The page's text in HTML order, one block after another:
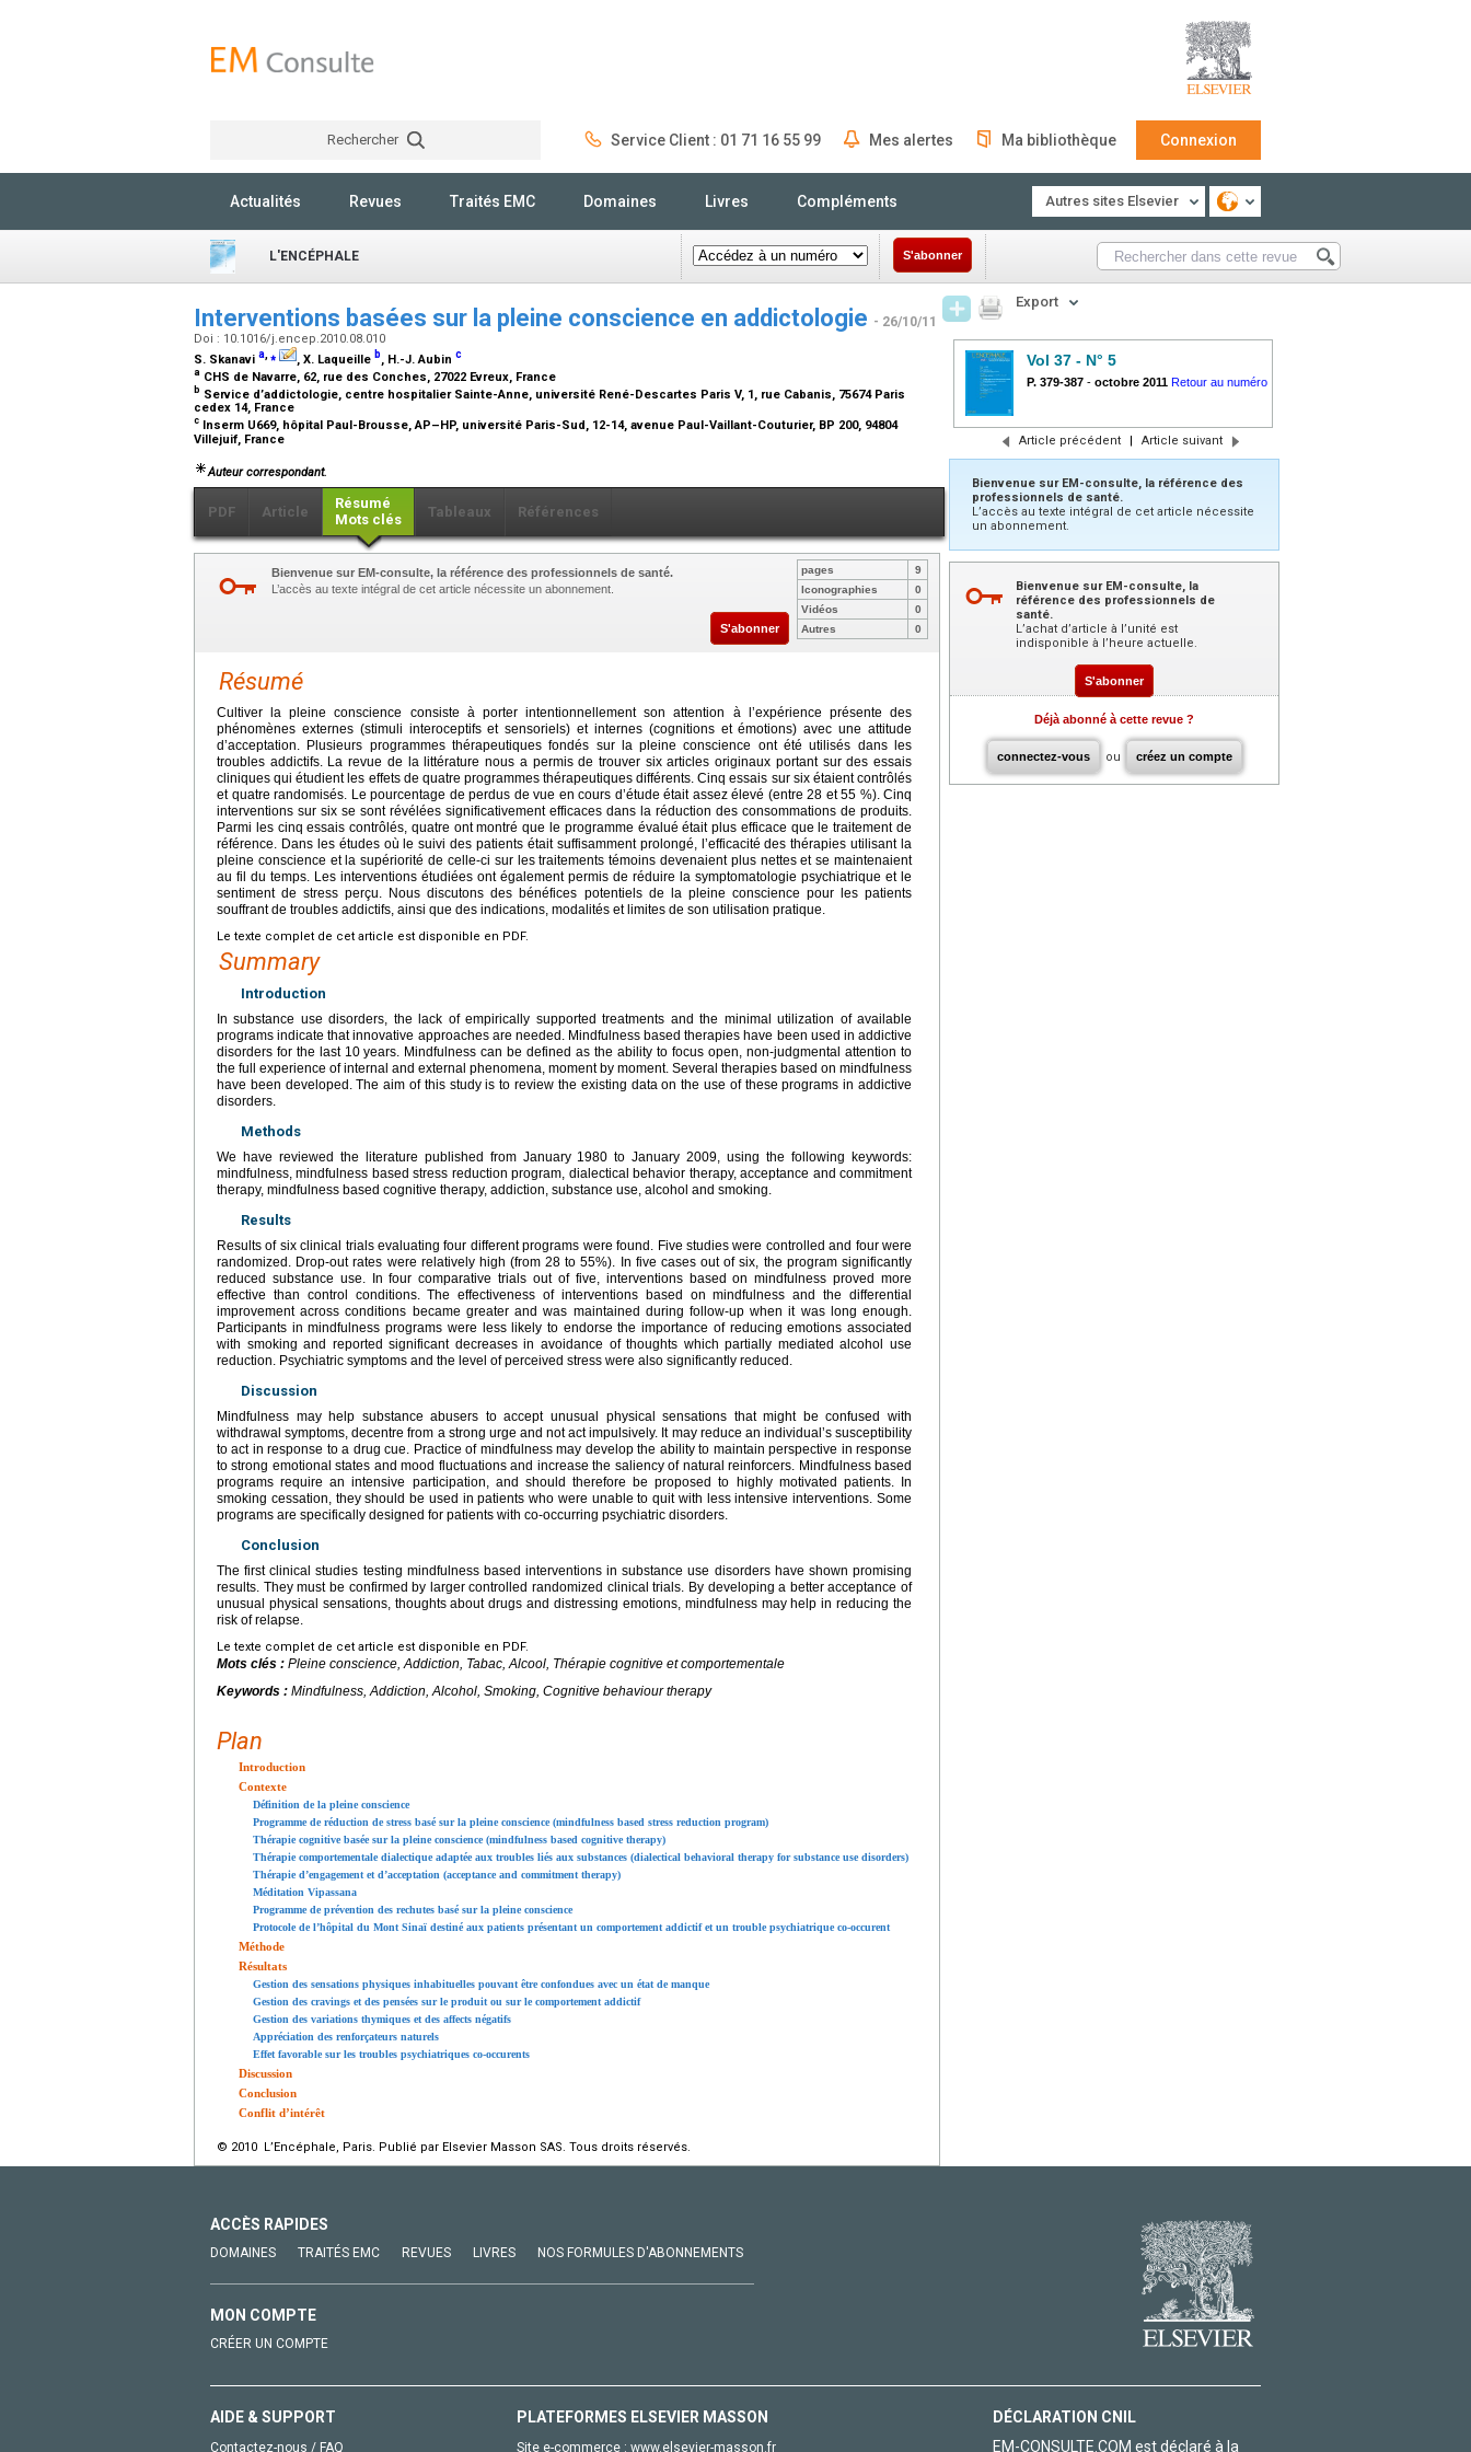
Rechercher Service Client : 01 71 16 55 99 Mes alertes Ma bibliothèque Connexion
Actualités Revues Traités EMC Domaines Livres Compléments Autres sites Elsevier
L'ENCÉPHALE S'abonner
Interventions basées sur la pleine conscience en addictologie - 26/10/11
Doi : 10.1016/j.encep.2010.08.010
S. Skanavi a,⁎ , X. Laqueille b, H.-J. Aubin c
a CHS de Navarre, 62, rue des Conches, 27022 Evreux, France
b Service d’addictologie, centre hospitalier Sainte-Anne, université René-Descartes Paris V, 1, rue Cabanis, 75674 Paris
cedex 14, France
c Inserm U669, hôpital Paul-Brousse, AP–HP, université Paris-Sud, 12-14, avenue Paul-Vaillant-Couturier, BP 200, 94804
Villejuif, France
Auteur correspondant.
PDF Article
Résumé
Mots clés
Tableaux Références
Bienvenue sur EM-consulte, la référence des professionnels de santé.
L’accès au texte intégral de cet article nécessite un abonnement.
S'abonner
pages
9
Iconographies
0
Vidéos
0
Autres
0
Résumé
Cultiver la pleine conscience consiste à porter intentionnellement son attention à l’expérience présente des
phénomènes externes (stimuli interoceptifs et sensoriels) et internes (cognitions et émotions) avec une attitude
d’acceptation. Plusieurs programmes thérapeutiques fondés sur la pleine conscience ont été utilisés dans les
troubles addictifs. La revue de la littérature nous a permis de trouver six articles originaux portant sur des essais
cliniques qui étudient les effets de quatre programmes thérapeutiques différents. Cinq essais sur six étaient contrôlés
et quatre randomisés. Le pourcentage de perdus de vue en cours d’étude était assez élevé (entre 28 et 55 %). Cinq
interventions sur six se sont révélées significativement efficaces dans la réduction des consommations de produits.
Parmi les cinq essais contrôlés, quatre ont montré que le programme évalué était plus efficace que le traitement de
référence. Dans les études où le suivi des patients était suffisamment prolongé, l’efficacité des thérapies utilisant la
pleine conscience et la supériorité de celle-ci sur les traitements témoins devenaient plus nettes et se maintenaient
au fil du temps. Les interventions étudiées ont également permis de réduire la symptomatologie psychiatrique et le
sentiment de stress perçu. Nous discutons des bénéfices potentiels de la pleine conscience pour les patients
souffrant de troubles addictifs, ainsi que des indications, modalités et limites de son utilisation pratique.
Le texte complet de cet article est disponible en PDF.
Summary
Introduction
In substance use disorders, the lack of empirically supported treatments and the minimal utilization of available
programs indicate that innovative approaches are needed. Mindfulness based therapies have been used in addictive
disorders for the last 10 years. Mindfulness can be defined as the ability to focus open, non-judgmental attention to
the full experience of internal and external phenomena, moment by moment. Several therapies based on mindfulness
have been developed. The aim of this study is to review the existing data on the use of these programs in addictive
disorders.
Methods
We have reviewed the literature published from January 1980 to January 2009, using the following keywords:
mindfulness, mindfulness based stress reduction program, dialectical behavior therapy, acceptance and commitment
therapy, mindfulness based cognitive therapy, addiction, substance use, alcohol and smoking.
Results
Results of six clinical trials evaluating four different programs were found. Five studies were controlled and four were
randomized. Drop-out rates were relatively high (from 28 to 55%). In five cases out of six, the program significantly
reduced substance use. In four comparative trials out of five, interventions based on mindfulness proved more
effective than control conditions. The effectiveness of interventions based on mindfulness and the differential
improvement across conditions became greater and was maintained during follow-up when it was long enough.
Participants in mindfulness programs were less likely to endorse the importance of reducing emotions associated
with smoking and reported significant decreases in avoidance of thoughts which partially mediated alcohol use
reduction. Psychiatric symptoms and the level of perceived stress were also significantly reduced.
Discussion
Mindfulness may help substance abusers to accept unusual physical sensations that might be confused with
withdrawal symptoms, decentre from a strong urge and not act impulsively. It may reduce an individual’s susceptibility
to act in response to a drug cue. Practice of mindfulness may develop the ability to maintain perspective in response
to strong emotional states and mood fluctuations and increase the saliency of natural reinforcers. Mindfulness based
programs require an intensive participation, and should therefore be proposed to highly motivated patients. In
smoking cessation, they should be used in patients who were unable to quit with less intensive interventions. Some
programs are specifically designed for patients with co-occurring psychiatric disorders.
Conclusion
The first clinical studies testing mindfulness based interventions in substance use disorders have shown promising
results. They must be confirmed by larger controlled randomized clinical trials. By developing a better acceptance of
unusual physical sensations, thoughts about drugs and distressing emotions, mindfulness may help in reducing the
risk of relapse.
Le texte complet de cet article est disponible en PDF.
Mots clés : Pleine conscience, Addiction, Tabac, Alcool, Thérapie cognitive et comportementale
Keywords : Mindfulness, Addiction, Alcohol, Smoking, Cognitive behaviour therapy
Plan
Introduction
Contexte
Définition de la pleine conscience
Programme de réduction de stress basé sur la pleine conscience (mindfulness based stress reduction program)
Thérapie cognitive basée sur la pleine conscience (mindfulness based cognitive therapy)
Thérapie comportementale dialectique adaptée aux troubles liés aux substances (dialectical behavioral therapy for substance use disorders)
Thérapie d’engagement et d’acceptation (acceptance and commitment therapy)
Méditation Vipassana
Programme de prévention des rechutes basé sur la pleine conscience
Protocole de l’hôpital du Mont Sinaï destiné aux patients présentant un comportement addictif et un trouble psychiatrique co-occurent
Méthode
Résultats
Gestion des sensations physiques inhabituelles pouvant être confondues avec un état de manque
Gestion des cravings et des pensées sur le produit ou sur le comportement addictif
Gestion des variations thymiques et des affects négatifs
Appréciation des renforçateurs naturels
Effet favorable sur les troubles psychiatriques co-occurents
Discussion
Conclusion
Conflit d’intérêt
© 2010 L’Encéphale, Paris. Publié par Elsevier Masson SAS. Tous droits réservés.
Export
Vol 37 - N° 5
P. 379-387 - octobre 2011 Retour au numéro
Article précédent | Article suivant
Bienvenue sur EM-consulte, la référence des
professionnels de santé.
L’accès au texte intégral de cet article nécessite
un abonnement.
Bienvenue sur EM-consulte, la
référence des professionnels de
santé.
L’achat d’article à l’unité est
indisponible à l’heure actuelle.
S'abonner
Déjà abonné à cette revue ?
connectez-vous ou créez un compte
ACCÈS RAPIDES
DOMAINES TRAITÉS EMC REVUES LIVRES NOS FORMULES D'ABONNEMENTS
MON COMPTE
CRÉER UN COMPTE
AIDE & SUPPORT
Contactez-nous / FAQ
PLATEFORMES ELSEVIER MASSON
Site e-commerce : www.elsevier-masson.fr
DÉCLARATION CNIL
EM-CONSULTE.COM est déclaré à la